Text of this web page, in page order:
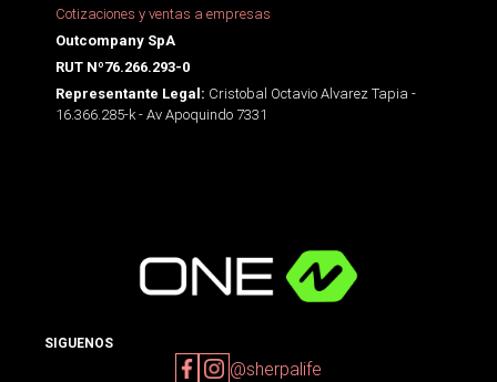
Cotizaciones y ventas a empresas
Outcompany SpA
RUT Nº76.266.293-0
Representante Legal: Cristobal Octavio Alvarez Tapia -
16.366.285-k - Av Apoquindo 7331
SIGUENOS
@sherpalife